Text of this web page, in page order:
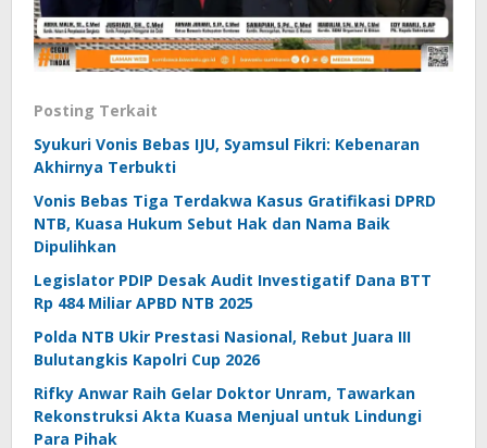
Posting Terkait
Syukuri Vonis Bebas IJU, Syamsul Fikri: Kebenaran
Akhirnya Terbukti
Vonis Bebas Tiga Terdakwa Kasus Gratifikasi DPRD
NTB, Kuasa Hukum Sebut Hak dan Nama Baik
Dipulihkan
Legislator PDIP Desak Audit Investigatif Dana BTT
Rp 484 Miliar APBD NTB 2025
Polda NTB Ukir Prestasi Nasional, Rebut Juara III
Bulutangkis Kapolri Cup 2026
Rifky Anwar Raih Gelar Doktor Unram, Tawarkan
Rekonstruksi Akta Kuasa Menjual untuk Lindungi
Para Pihak